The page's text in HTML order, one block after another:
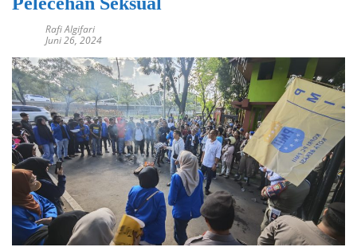
Rafi Algifari
Juni 26, 2024